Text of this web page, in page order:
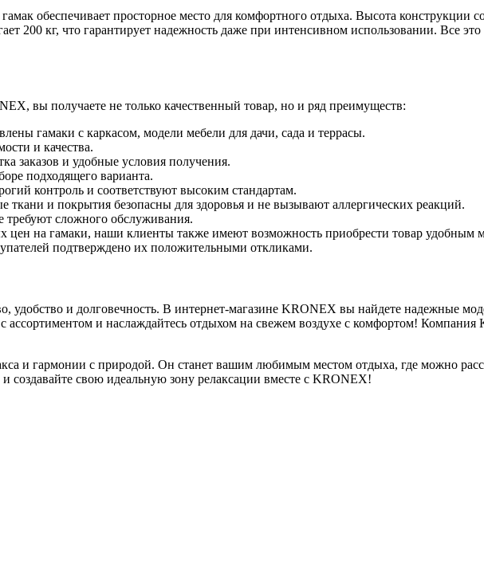
обеспечивает просторное место для комфортного отдыха. Высота конструкции
200 кг, что гарантирует надежность даже при интенсивном использовании. Все
вы получаете не только качественный товар, но и ряд преимуществ:
гамаки с каркасом, модели мебели для дачи, сада и террасы.
и качества.
заказов и удобные условия получения.
подходящего варианта.
контроль и соответствуют высоким стандартам.
ткани и покрытия безопасны для здоровья и не вызывают аллергических реакций.
требуют сложного обслуживания.
цен на гамаки, наши клиенты также имеют возможность приобрести товар удобным
подтверждено их положительными откликами.
удобство и долговечность. В интернет-магазине KRONEX вы найдете надежные
ассортиментом и наслаждайтесь отдыхом на свежем воздухе с комфортом!
и гармонии с природой. Он станет вашим любимым местом отдыха, где можно
создавайте свою идеальную зону релаксации вместе с KRONEX!